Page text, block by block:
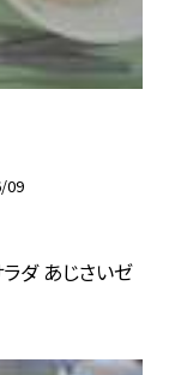
09
ダ あじさいゼ